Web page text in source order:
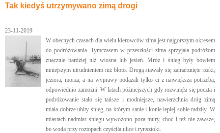
Tak kiedyś utrzymywano zimą drogi
23-11-2019
W obecnych czasach dla wielu kierowców zima jest najgorszym okresem
do podróżowania. Tymczasem w przeszłości zima sprzyjała podróżom
znacznie bardziej niż wiosna lub jesień. Mróz i śnieg były bowiem
mniejszym utrudnieniem niż błoto. Drogą stawały się zamarznięte rzeki,
jeziora, morza, a na wyprawy podążali tylko ci z największa potrzebą,
odpowiednio zamożni. W latach późniejszych gdy rozwinęła się poczta i
podróżowanie stało się tańsze i modniejsze, nawierzchnia dróg zimą
miała dobrze ubity śnieg, na którym sanie i konie lepiej sobie radziły. W
miastach nadmiar śniegu wywożono poza mury, choć i też nie zawsze,
bo woda przy roztopach czyściła ulice i rynsztoki.